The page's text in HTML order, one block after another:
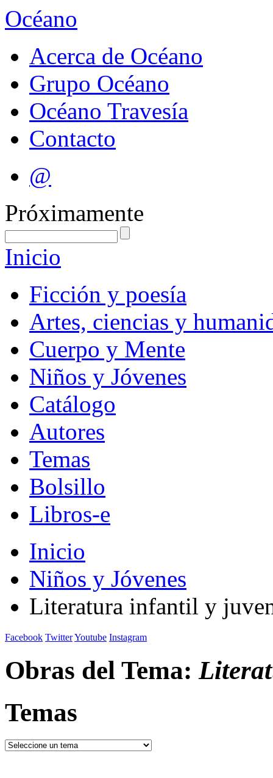
Océano
Acerca de Océano
Grupo Océano
Océano Travesía
Contacto
@
Próximamente
Inicio
Ficción y poesía
Artes, ciencias y
Cuerpo y Mente
Niños y Jóvenes
Catálogo
Autores
Temas
Bolsillo
Libros-e
Inicio
Niños y Jóvenes
Literatura infantil y
Facebook TwitterYoutube Instagram
Obras del Tema:
Temas